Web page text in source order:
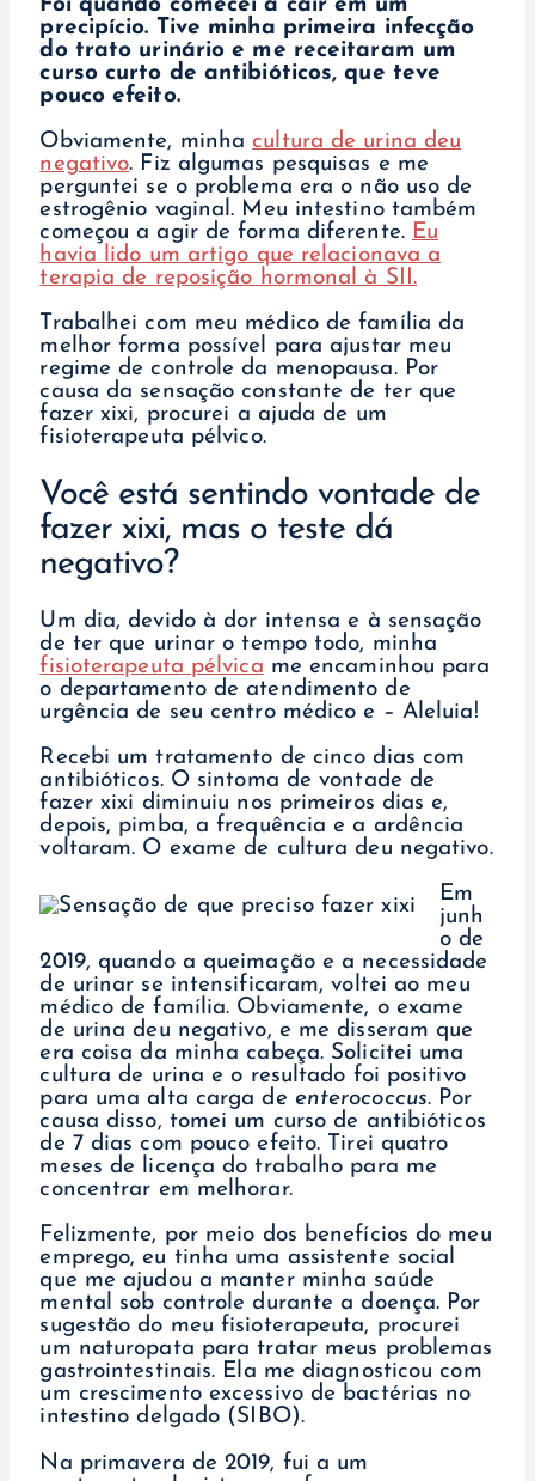
Foi quando comecei a cair em um
precipício. Tive minha primeira infecção
do trato urinário e me receitaram um
curso curto de antibióticos, que teve
pouco efeito.
Obviamente, minha cultura de urina deu
negativo. Fiz algumas pesquisas e me
perguntei se o problema era o não uso de
estrogênio vaginal. Meu intestino também
começou a agir de forma diferente. Eu
havia lido um artigo que relacionava a
terapia de reposição hormonal à SII.
Trabalhei com meu médico de família da
melhor forma possível para ajustar meu
regime de controle da menopausa. Por
causa da sensação constante de ter que
fazer xixi, procurei a ajuda de um
fisioterapeuta pélvico.
Você está sentindo vontade de
fazer xixi, mas o teste dá
negativo?
Um dia, devido à dor intensa e à sensação
de ter que urinar o tempo todo, minha
fisioterapeuta pélvica me encaminhou para
o departamento de atendimento de
urgência de seu centro médico e – Aleluia!
Recebi um tratamento de cinco dias com
antibióticos. O sintoma de vontade de
fazer xixi diminuiu nos primeiros dias e,
depois, pimba, a frequência e a ardência
voltaram. O exame de cultura deu negativo.
Em
junh
o de
2019, quando a queimação e a necessidade
de urinar se intensificaram, voltei ao meu
médico de família. Obviamente, o exame
de urina deu negativo, e me disseram que
era coisa da minha cabeça. Solicitei uma
cultura de urina e o resultado foi positivo
para uma alta carga de enterococcus. Por
causa disso, tomei um curso de antibióticos
de 7 dias com pouco efeito. Tirei quatro
meses de licença do trabalho para me
concentrar em melhorar.
Felizmente, por meio dos benefícios do meu
emprego, eu tinha uma assistente social
que me ajudou a manter minha saúde
mental sob controle durante a doença. Por
sugestão do meu fisioterapeuta, procurei
um naturopata para tratar meus problemas
gastrointestinais. Ela me diagnosticou com
um crescimento excessivo de bactérias no
intestino delgado (SIBO).
Na primavera de 2019, fui a um